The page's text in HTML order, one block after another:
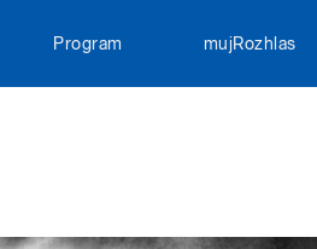
Program mujRozhlas